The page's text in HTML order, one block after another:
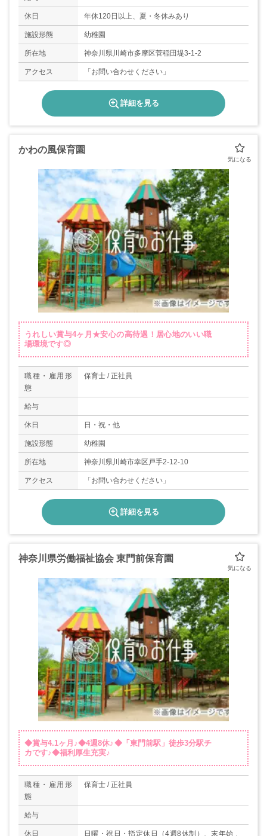
休日 年休120日以上、夏・冬休みあり
施設形態 幼稚園
所在地 神奈川県川崎市多摩区菅稲田堤3-1-2
アクセス 「お問い合わせください」
詳細を見る
かわの風保育園
うれしい賞与4ヶ月★安心の高待遇！居心地のいい職
場環境です◎
職種・雇用形
態
保育士 / 正社員
給与
休日 日・祝・他
施設形態 幼稚園
所在地 神奈川県川崎市幸区戸手2-12-10
アクセス 「お問い合わせください」
詳細を見る
神奈川県労働福祉協会 東門前保育園
◆賞与4.1ヶ月♪◆4週8休♪◆「東門前駅」徒歩3分駅チ
カです♪◆福利厚生充実♪
職種・雇用形
態
保育士 / 正社員
給与
休日
日曜・祝日・指定休日（4週8休制）、末年始 、